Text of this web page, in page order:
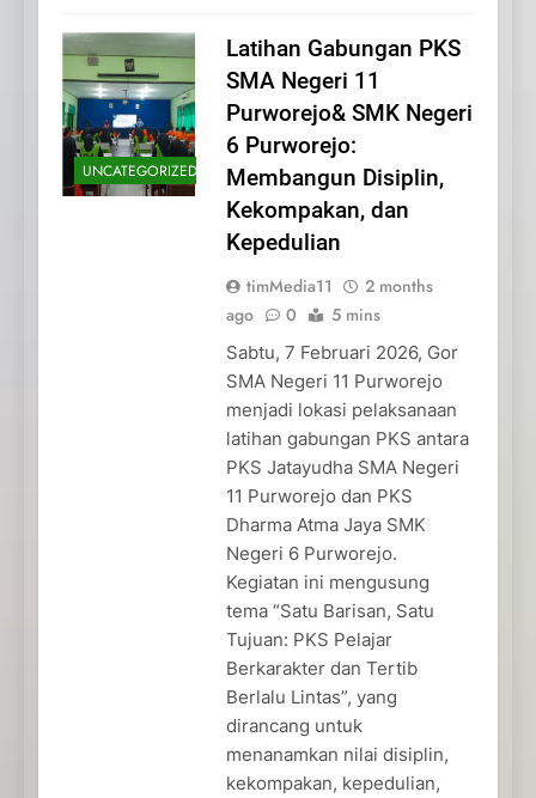
UNCATEGORIZED
Latihan Gabungan PKS
SMA Negeri 11
Purworejo& SMK Negeri
6 Purworejo:
Membangun Disiplin,
Kekompakan, dan
Kepedulian
timMedia11
2 months
ago
0 5 mins
Sabtu, 7 Februari 2026, Gor
SMA Negeri 11 Purworejo
menjadi lokasi pelaksanaan
latihan gabungan PKS antara
PKS Jatayudha SMA Negeri
11 Purworejo dan PKS
Dharma Atma Jaya SMK
Negeri 6 Purworejo.
Kegiatan ini mengusung
tema “Satu Barisan, Satu
Tujuan: PKS Pelajar
Berkarakter dan Tertib
Berlalu Lintas”, yang
dirancang untuk
menanamkan nilai disiplin,
kekompakan, kepedulian,